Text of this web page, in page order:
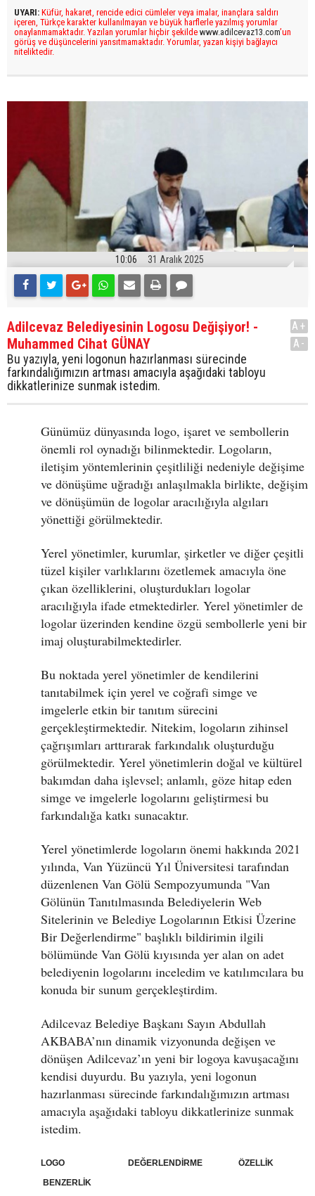
UYARI: Küfür, hakaret, rencide edici cümleler veya imalar, inançlara saldırı
içeren, Türkçe karakter kullanılmayan ve büyük harflerle yazılmış yorumlar
onaylanmamaktadır. Yazılan yorumlar hiçbir şekilde www.adilcevaz13.com’un
görüş ve düşüncelerini yansıtmamaktadır. Yorumlar, yazan kişiyi bağlayıcı
niteliktedir.
10:06 31 Aralık 2025
Adilcevaz Belediyesinin Logosu Değişiyor! -
Muhammed Cihat GÜNAY
Bu yazıyla, yeni logonun hazırlanması sürecinde
farkındalığımızın artması amacıyla aşağıdaki tabloyu
dikkatlerinize sunmak istedim.
A+
A-
Günümüz dünyasında logo, işaret ve sembollerin
önemli rol oynadığı bilinmektedir. Logoların,
iletişim yöntemlerinin çeşitliliği nedeniyle değişime
ve dönüşüme uğradığı anlaşılmakla birlikte, değişim
ve dönüşümün de logolar aracılığıyla algıları
yönettiği görülmektedir.
Yerel yönetimler, kurumlar, şirketler ve diğer çeşitli
tüzel kişiler varlıklarını özetlemek amacıyla öne
çıkan özelliklerini, oluşturdukları logolar
aracılığıyla ifade etmektedirler. Yerel yönetimler de
logolar üzerinden kendine özgü sembollerle yeni bir
imaj oluşturabilmektedirler.
Bu noktada yerel yönetimler de kendilerini
tanıtabilmek için yerel ve coğrafi simge ve
imgelerle etkin bir tanıtım sürecini
gerçekleştirmektedir. Nitekim, logoların zihinsel
çağrışımları arttırarak farkındalık oluşturduğu
görülmektedir. Yerel yönetimlerin doğal ve kültürel
bakımdan daha işlevsel; anlamlı, göze hitap eden
simge ve imgelerle logolarını geliştirmesi bu
farkındalığa katkı sunacaktır.
Yerel yönetimlerde logoların önemi hakkında 2021
yılında, Van Yüzüncü Yıl Üniversitesi tarafından
düzenlenen Van Gölü Sempozyumunda "Van
Gölünün Tanıtılmasında Belediyelerin Web
Sitelerinin ve Belediye Logolarının Etkisi Üzerine
Bir Değerlendirme" başlıklı bildirimin ilgili
bölümünde Van Gölü kıyısında yer alan on adet
belediyenin logolarını inceledim ve katılımcılara bu
konuda bir sunum gerçekleştirdim.
Adilcevaz Belediye Başkanı Sayın Abdullah
AKBABA’nın dinamik vizyonunda değişen ve
dönüşen Adilcevaz’ın yeni bir logoya kavuşacağını
kendisi duyurdu. Bu yazıyla, yeni logonun
hazırlanması sürecinde farkındalığımızın artması
amacıyla aşağıdaki tabloyu dikkatlerinize sunmak
istedim.
LOGO DEĞERLENDİRME ÖZELLİK
BENZERLİK